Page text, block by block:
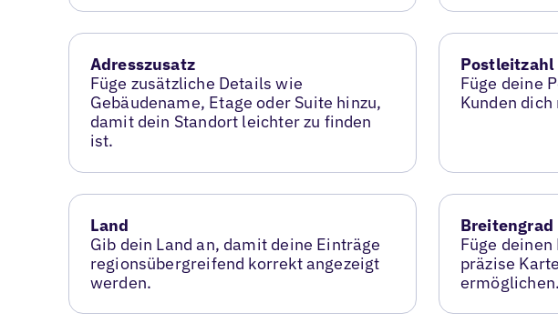
Adresszusatz
Füge zusätzliche Details wie
Gebäudename, Etage oder Suite hinzu,
damit dein Standort leichter zu finden
ist.
Postleitzahl
Füge deine
Kunden
Land
Gib dein Land an, damit deine Einträge
regionsübergreifend korrekt angezeigt
werden.
Breitengrad
Füge
präzise
ermöglichen.